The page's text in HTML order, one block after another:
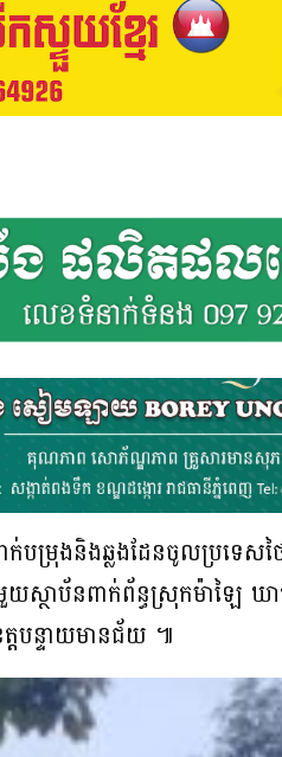
ក់បម្រុងនិងឆ្លងដែនចូលប្រទេ
ថាប័នពាក់ព័ន្ធស្រុកម៉ាឡៃ ឃា
បន្ទាយមានជ័យ ៕